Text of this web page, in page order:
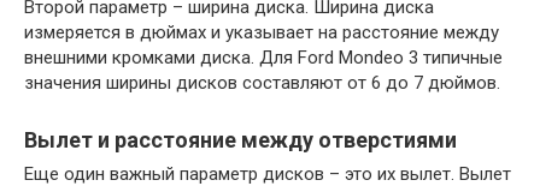
Второй параметр – ширина диска. Ширина диска
измеряется в дюймах и указывает на расстояние между
внешними кромками диска. Для Ford Mondeo 3 типичные
значения ширины дисков составляют от 6 до 7 дюймов.
Вылет и расстояние между отверстиями
Еще один важный параметр дисков – это их вылет. Вылет